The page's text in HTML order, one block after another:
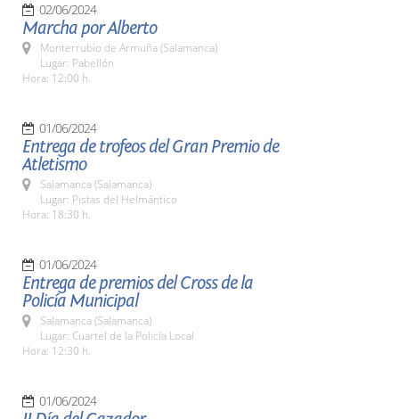
02/06/2024
Marcha por Alberto
Monterrubio de Armuña (Salamanca)
Lugar: Pabellón
Hora: 12:00 h.
01/06/2024
Entrega de trofeos del Gran Premio de
Atletismo
Salamanca (Salamanca)
Lugar: Pistas del Helmántico
Hora: 18:30 h.
01/06/2024
Entrega de premios del Cross de la
Policía Municipal
Salamanca (Salamanca)
Lugar: Cuartel de la Policía Local
Hora: 12:30 h.
01/06/2024